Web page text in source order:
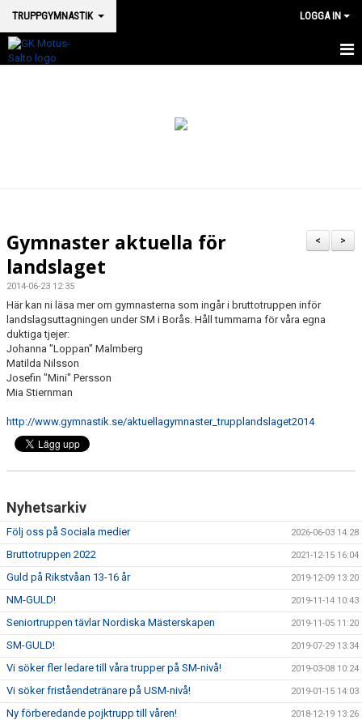
TRUPPGYMNASTIK LOGGA IN
>
<
Gymnaster aktuella för
landslaget
2014-06-23 12:35
Här kan ni läsa mer om gymnasterna som ingår i bruttotruppen inför
landslagsuttagningen under SM i Borås. Håll tummarna för våra egna
duktiga tjejer:
Johanna "Loppan" Malmberg
Matilda Nilsson
Josefin "Mini" Persson
Mia Stiernman
http://www.gymnastik.se/aktuellagymnaster_trupplandslaget2014
Nyhetsarkiv
Följ oss på Sociala medier 2026-06-03 14:28
Bruttotruppen 2022 2021-12-15 16:04
Guld på Rikstvåan 13-16 år 2019-12-09 13:20
NM-GULD! 2019-11-14 10:43
Seniortruppen tävlar Nordiska Mästerskapen 2019-11-05 11:20
SM-GULD! 2019-07-29 13:34
Vi söker fler ledare till våra trupper på SM-nivå! 2019-03-08 10:24
Vi söker friståendetränare på USM-nivå! 2019-01-15 14:03
Ny förberedande pojktrupp till våren! 2018-12-19 13:26